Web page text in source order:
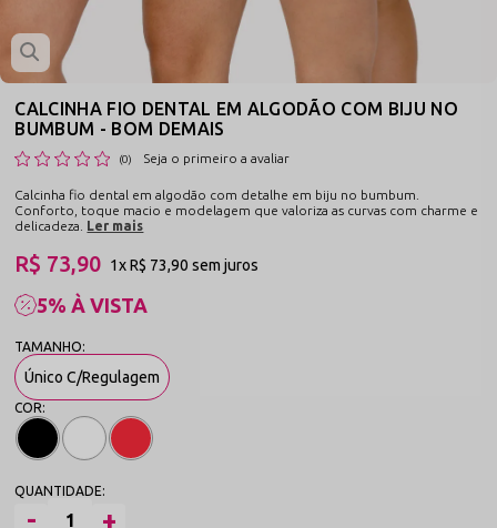
CALCINHA FIO DENTAL EM ALGODÃO COM BIJU NO
BUMBUM - BOM DEMAIS
(0) Seja o primeiro a avaliar
Calcinha fio dental em algodão com detalhe em biju no bumbum.
Conforto, toque macio e modelagem que valoriza as curvas com charme e
delicadeza.
Ler mais
5% À VISTA
R$ 73,90 1xR$ 73,90sem juros
Único C/Regulagem